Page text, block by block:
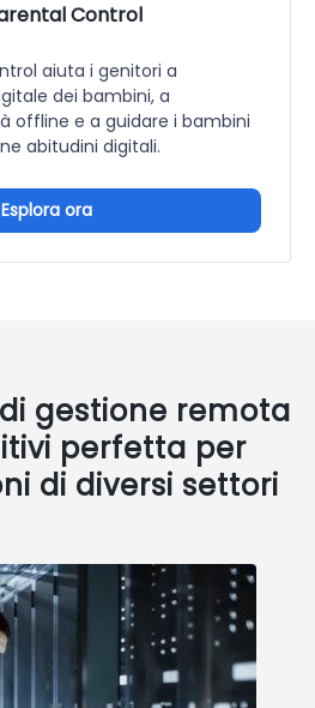
Control
aiuta i genitori a
dei bambini, a
offline e a guidare i bambini
abitudini digitali.
Esplora ora
gestione remota
perfetta per
di diversi settori